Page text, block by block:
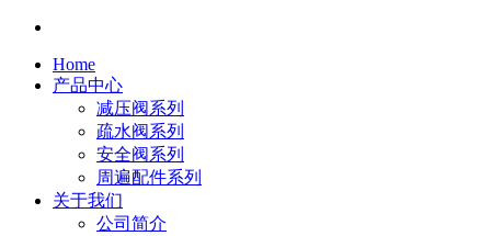
Home
产品中心
减压阀系列
疏水阀系列
安全阀系列
周遍配件系列
关于我们
公司简介